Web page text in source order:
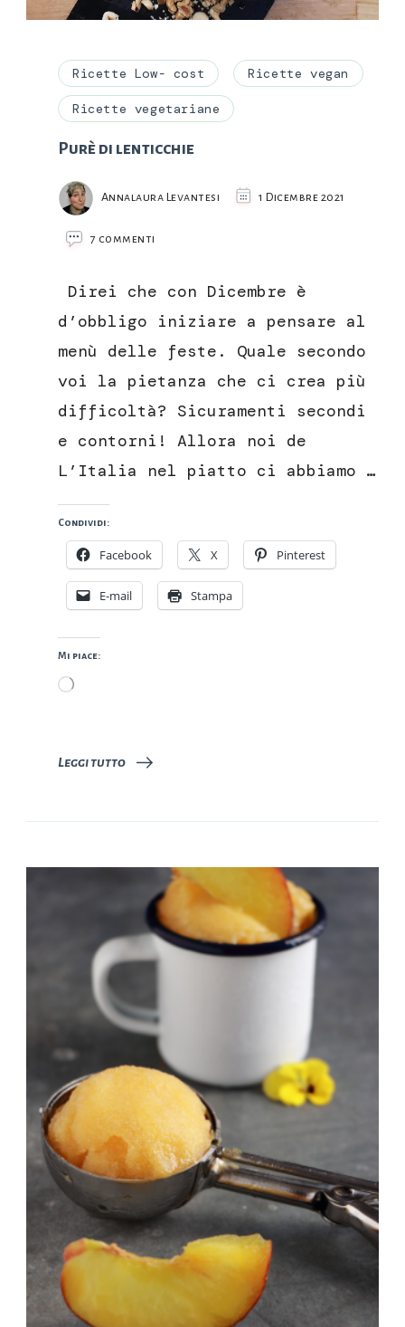
Ricette Low- cost Ricette vegan
Ricette vegetariane
Purè di lenticchie
Annalaura Levantesi 1 Dicembre 2021
7 commenti
lenticchie
Direi che con Dicembre è
d’obbligo iniziare a pensare al
menù delle feste. Quale secondo
voi la pietanza che ci crea più
difficoltà? Sicuramenti secondi
e contorni! Allora noi de
L’Italia nel piatto ci abbiamo …
Condividi:
Facebook X Pinterest
E-mail Stampa
Mi piace:
Caricamento
Leggi tutto